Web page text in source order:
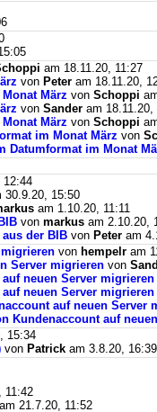
am 18.11.20, 11:27
von Peter am 18.11.20,
März von Schoppi
von Sander am 18.11.20,
März von Schoppi
im Monat März von
Datumformat im Monat
12:44
30.9.20, 15:50
am 1.10.20, 11:11
von markus am 2.10.20,
aus der BIB von Peter am
von hempelr am
Server migrieren von
neuen Server migrieren
neuen Server migrieren
auf neuen Server
Kundenaccount auf
15:34
von Patrick am 3.8.20, 16:39
11:42
am 21.7.20, 11:52